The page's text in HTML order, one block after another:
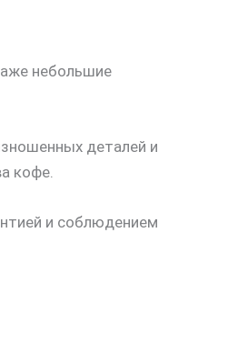
небольшие
деталей и
кофе.
и соблюдением